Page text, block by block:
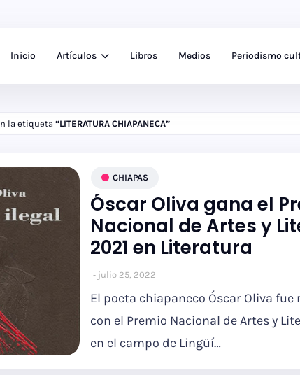
Inicio Artículos Libros Medios Periodismo
la etiqueta LITERATURA CHIAPANECA
CHIAPAS
Óscar Oliva gana el
Nacional de Artes y
2021 en Literatura
julio 25, 2022
El poeta chiapaneco Óscar Oliva fue
con el Premio Nacional de Artes y
en el campo de Lingüí…